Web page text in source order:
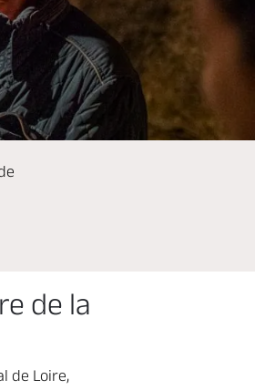
de la
de Loire,